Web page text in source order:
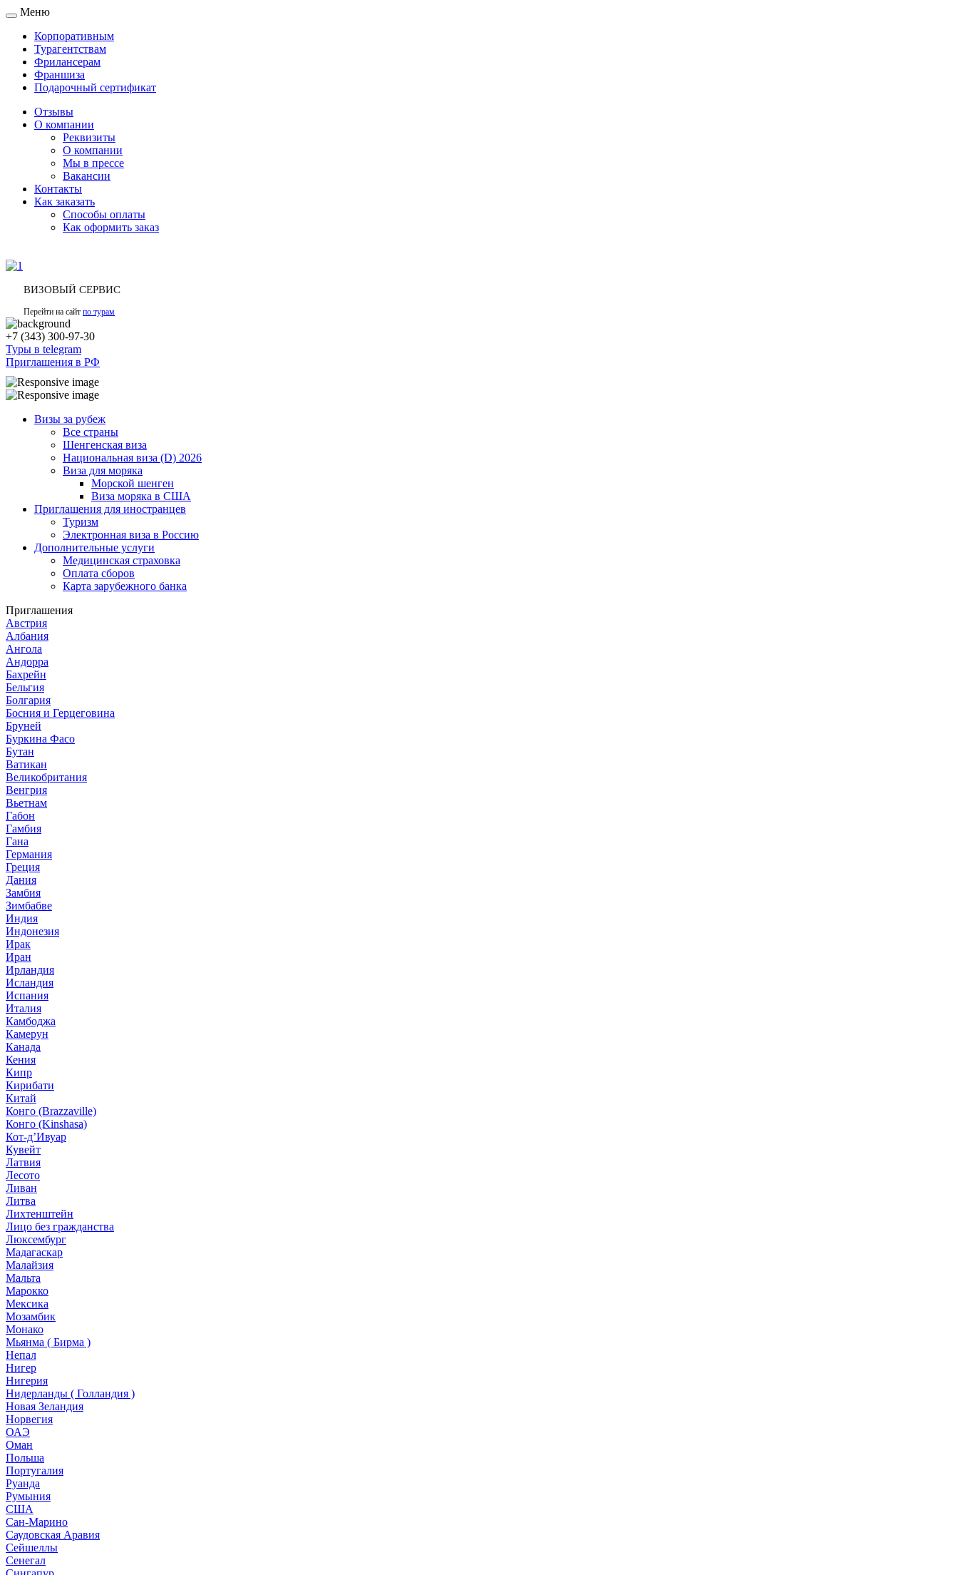
Toggle
navigation
Меню
Корпоративным
Турагентствам
Фрилансерам
Франшиза
Подарочный сертификат
Отзывы
О компании
Реквизиты
О компании
Мы в прессе
Вакансии
Контакты
Как заказать
Способы оплаты
Как оформить заказ
ВИЗОВЫЙ СЕРВИС
Перейти на сайт по турам
+7 (343) 300-97-30
Туры в telegram
Приглашения в РФ
Визы за рубеж
Все страны
Шенгенская виза
Национальная виза (D) 2026
Виза для моряка
Морской шенген
Виза моряка в США
Приглашения для иностранцев
Туризм
Электронная виза в Россию
Дополнительные услуги
Медицинская страховка
Оплата сборов
Карта зарубежного банка
Приглашения
Австрия
Албания
Ангола
Андорра
Бахрейн
Бельгия
Болгария
Босния и Герцеговина
Бруней
Буркина Фасо
Бутан
Ватикан
Великобритания
Венгрия
Вьетнам
Габон
Гамбия
Гана
Германия
Греция
Дания
Замбия
Зимбабве
Индия
Индонезия
Ирак
Иран
Ирландия
Исландия
Испания
Италия
Камбоджа
Камерун
Канада
Кения
Кипр
Кирибати
Китай
Конго (Brazzaville)
Конго (Kinshasa)
Кот-д’Ивуар
Кувейт
Латвия
Лесото
Ливан
Литва
Лихтенштейн
Лицо без гражданства
Люксембург
Мадагаскар
Малайзия
Мальта
Марокко
Мексика
Мозамбик
Монако
Мьянма ( Бирма )
Непал
Нигер
Нигерия
Нидерланды ( Голландия )
Новая Зеландия
Норвегия
ОАЭ
Оман
Польша
Португалия
Руанда
Румыния
США
Сан-Марино
Саудовская Аравия
Сейшеллы
Сенегал